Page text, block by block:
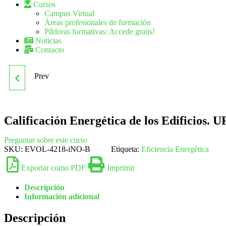
Cursos
Campus Virtual
Áreas profesionales de formación
Píldoras formativas: Accede gratis!
Noticias
Contacto
UF0567 EFICIENCIA
INSTALACIONES DE
ILUMINACIÓN INTERIOR
Y ALUMBRADO
EXTERIOR
Prev
Calificación Energética de los Edificios.
Preguntar sobre este curso
SKU: EVOL-4218-iNO-B Etiqueta: Eficiencia Energética
Exportar como PDF Imprimir
Descripción
Información adicional
Descripción